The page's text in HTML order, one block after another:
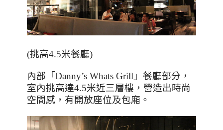
(挑高4.5米餐廳)
內部「Danny’s Whats Grill 」餐廳部分，
室內挑高達4.5米近三層樓，營造出時尚
空間感，有開放座位及包廂。